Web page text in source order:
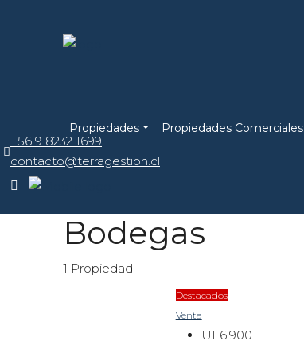
Propiedades Propiedades Comerciales
+56 9 8232 1699
contacto@terragestion.cl
Bodegas
1 Propiedad
Destacados
Venta
UF6.900